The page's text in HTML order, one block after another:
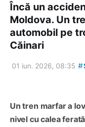
Încă un
Moldova. Un
automobil pe
Căinari
01 iun. 2026, 08:35 #
Un tren marfar a
nivel cu calea